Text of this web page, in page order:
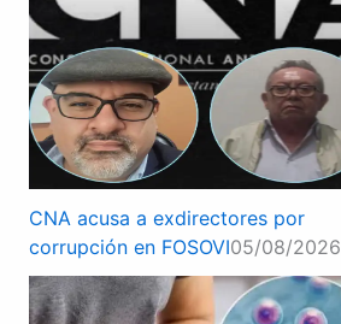
CNA acusa a exdirectores por
corrupción en FOSOVI05/08/2026